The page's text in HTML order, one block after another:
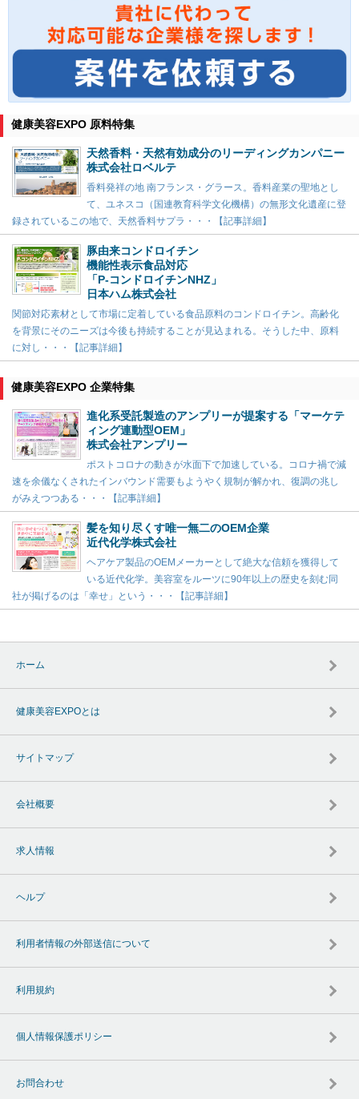
健康美容EXPO 原料特集
天然香料・天然有効成分のリーディングカンパニー
株式会社ロベルテ
香料発祥の地 南フランス・グラース。香料産業の聖地とし
て、ユネスコ（国連教育科学文化機構）の無形文化遺産に登
録されているこの地で、天然香料サプラ・・・【記事詳細】
豚由来コンドロイチン
機能性表示食品対応
「P-コンドロイチンNHZ」
日本ハム株式会社
関節対応素材として市場に定着している食品原料のコンドロイチン。高齢化
を背景にそのニーズは今後も持続することが見込まれる。そうした中、原料
に対し・・・【記事詳細】
健康美容EXPO 企業特集
進化系受託製造のアンプリーが提案する「マーケテ
ィング連動型OEM」
株式会社アンプリー
ポストコロナの動きが水面下で加速している。コロナ禍で減
速を余儀なくされたインバウンド需要もようやく規制が解かれ、復調の兆し
がみえつつある・・・【記事詳細】
髪を知り尽くす唯一無二のOEM企業
近代化学株式会社
ヘアケア製品のOEMメーカーとして絶大な信頼を獲得して
いる近代化学。美容室をルーツに90年以上の歴史を刻む同
社が掲げるのは「幸せ」という・・・【記事詳細】
ホーム
健康美容EXPOとは
サイトマップ
会社概要
求人情報
ヘルプ
利用者情報の外部送信について
利用規約
個人情報保護ポリシー
お問合わせ